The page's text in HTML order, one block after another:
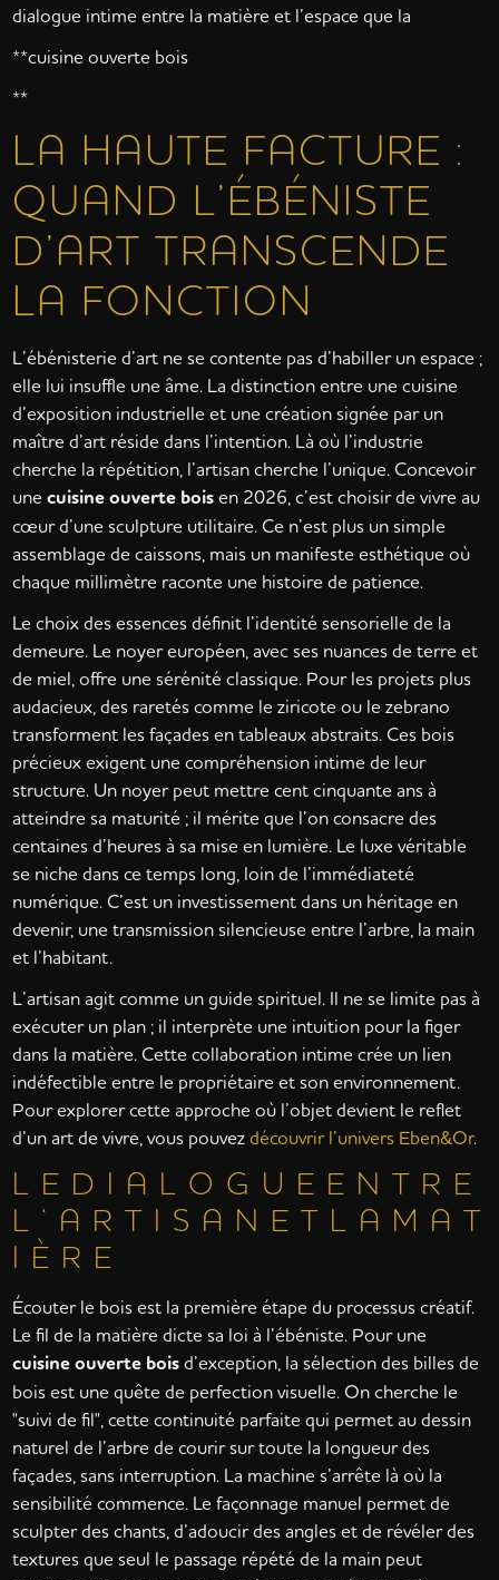
dialogue intime entre la matière et l’espace que la
**cuisine ouverte bois
**
LA HAUTE FACTURE :
QUAND L’ÉBÉNISTE
D’ART TRANSCENDE
LA FONCTION
L’ébénisterie d’art ne se contente pas d’habiller un espace ;
elle lui insuffle une âme. La distinction entre une cuisine
d’exposition industrielle et une création signée par un
maître d’art réside dans l’intention. Là où l’industrie
cherche la répétition, l’artisan cherche l’unique. Concevoir
unecuisine ouverte boisen 2026, c’est choisir de vivre au
cœur d’une sculpture utilitaire. Ce n’est plus un simple
assemblage de caissons, mais un manifeste esthétique où
chaque millimètre raconte une histoire de patience.
Le choix des essences définit l’identité sensorielle de la
demeure. Le noyer européen, avec ses nuances de terre et
de miel, offre une sérénité classique. Pour les projets plus
audacieux, des raretés comme le ziricote ou le zebrano
transforment les façades en tableaux abstraits. Ces bois
précieux exigent une compréhension intime de leur
structure. Un noyer peut mettre cent cinquante ans à
atteindre sa maturité ; il mérite que l’on consacre des
centaines d’heures à sa mise en lumière. Le luxe véritable
se niche dans ce temps long, loin de l’immédiateté
numérique. C’est un investissement dans un héritage en
devenir, une transmission silencieuse entre l’arbre, la main
et l’habitant.
L’artisan agit comme un guide spirituel. Il ne se limite pas à
exécuter un plan ; il interprète une intuition pour la figer
dans la matière. Cette collaboration intime crée un lien
indéfectible entre le propriétaire et son environnement.
Pour explorer cette approche où l’objet devient le reflet
d’un art de vivre, vous pouvezdécouvrir l’univers Eben&Or.
L E D I A L O G U E E N T R E
L ‘ A R T I S A N E T L A M A T
I È R E
Écouter le bois est la première étape du processus créatif.
Le fil de la matière dicte sa loi à l’ébéniste. Pour une
cuisine ouverte boisd’exception, la sélection des billes de
bois est une quête de perfection visuelle. On cherche le
"suivi de fil", cette continuité parfaite qui permet au dessin
naturel de l’arbre de courir sur toute la longueur des
façades, sans interruption. La machine s’arrête là où la
sensibilité commence. Le façonnage manuel permet de
sculpter des chants, d’adoucir des angles et de révéler des
textures que seul le passage répété de la main peut